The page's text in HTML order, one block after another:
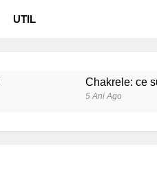
UTIL
Chakrele: ce
5 Ani Ago
6 Ani Ago